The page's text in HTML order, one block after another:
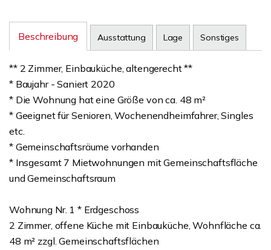
Beschreibung Ausstattung Lage Sonstiges
** 2 Zimmer, Einbauküche, altengerecht **
* Baujahr - Saniert 2020
* Die Wohnung hat eine Größe von ca. 48 m²
* Geeignet für Senioren, Wochenendheimfahrer, Singles
etc.
* Gemeinschaftsräume vorhanden
* Insgesamt 7 Mietwohnungen mit Gemeinschaftsfläche
und Gemeinschaftsraum
Wohnung Nr. 1 * Erdgeschoss
2 Zimmer, offene Küche mit Einbauküche, Wohnfläche ca.
48 m² zzgl. Gemeinschaftsflächen